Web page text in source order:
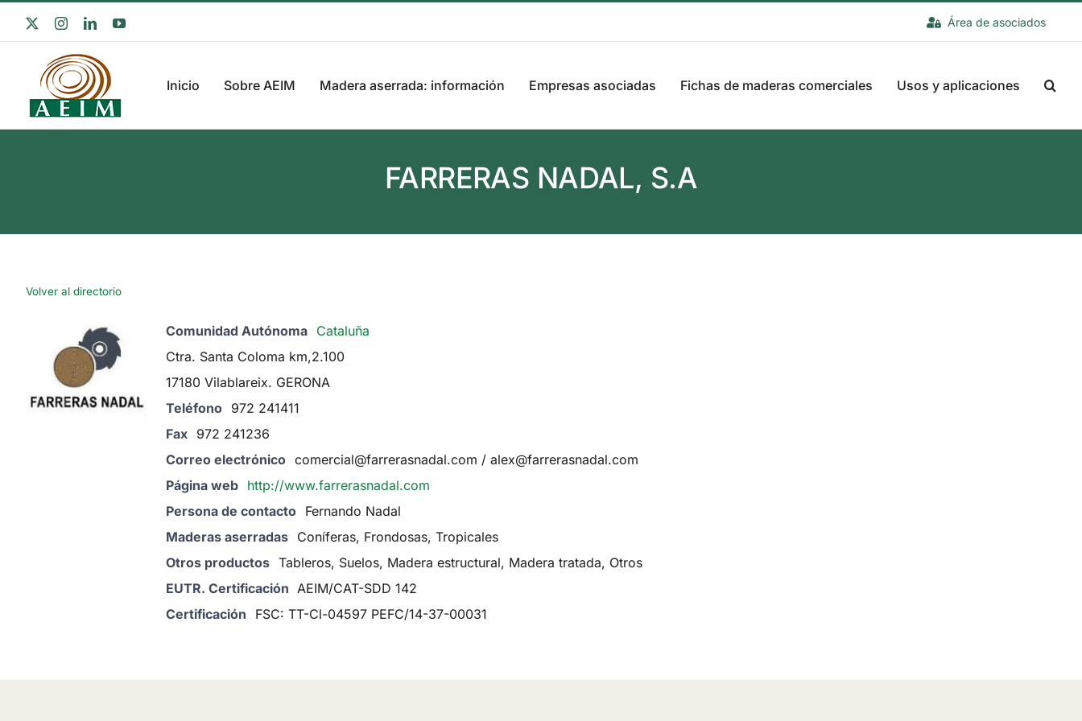
contenido
InstagramLinkedInYouTube Área de asociados
Inicio Sobre AEIM Madera aserrada: información Empresas asociadas Fichas de maderas comerciales Usos y aplicaciones
FARRERAS NADAL, S.A
Volver al directorio
Comunidad Autónoma Cataluña
Ctra. Santa Coloma km,2.100
17180 Vilablareix. GERONA
Teléfono 972 241411
Fax 972 241236
Correo electrónico comercial@farrerasnadal.com / alex@farrerasnadal.com
Página web http://www.farrerasnadal.com
Persona de contacto Fernando Nadal
Maderas aserradas Coníferas, Frondosas, Tropicales
Otros productos Tableros, Suelos, Madera estructural, Madera tratada, Otros
EUTR. Certificación AEIM/CAT-SDD 142
Certificación
FSC: TT-Cl-04597 PEFC/14-37-00031